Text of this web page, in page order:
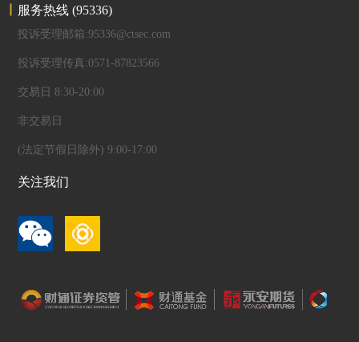
服务热线(95336)
投诉受理邮箱:95336@ctsec.com
投诉受理传真:0571-87823566
交易日 8:30-20:00
非交易日
(法定节假日除外) 9:00-17:00
关注我们